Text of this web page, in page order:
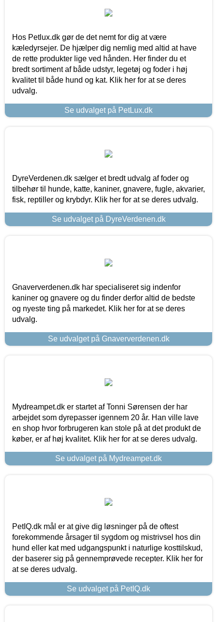
Hos Petlux.dk gør de det nemt for dig at være
kæledyrsejer. De hjælper dig nemlig med altid at have
de rette produkter lige ved hånden. Her finder du et
bredt sortiment af både udstyr, legetøj og foder i høj
kvalitet til både hund og kat. Klik her for at se deres
udvalg.
Se udvalget på PetLux.dk
DyreVerdenen.dk sælger et bredt udvalg af foder og
tilbehør til hunde, katte, kaniner, gnavere, fugle, akvarier,
fisk, reptiller og krybdyr. Klik her for at se deres udvalg.
Se udvalget på DyreVerdenen.dk
Gnaververdenen.dk har specialiseret sig indenfor
kaniner og gnavere og du finder derfor altid de bedste
og nyeste ting på markedet. Klik her for at se deres
udvalg.
Se udvalget på Gnaververdenen.dk
Mydreampet.dk er startet af Tonni Sørensen der har
arbejdet som dyrepasser igennem 20 år. Han ville lave
en shop hvor forbrugeren kan stole på at det produkt de
køber, er af høj kvalitet. Klik her for at se deres udvalg.
Se udvalget på Mydreampet.dk
PetIQ.dk mål er at give dig løsninger på de oftest
forekommende årsager til sygdom og mistrivsel hos din
hund eller kat med udgangspunkt i naturlige kosttilskud,
der baserer sig på gennemprøvede recepter. Klik her for
at se deres udvalg.
Se udvalget på PetIQ.dk